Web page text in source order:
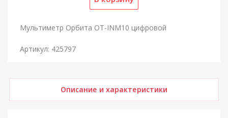
Мультиметр Орбита OT-INM10 цифровой
Артикул: 425797
Описание и характеристики